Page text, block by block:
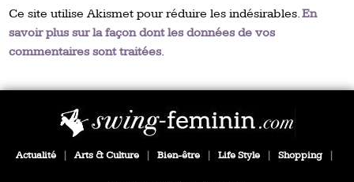
Ce site utilise Akismet pour réduire les indésirables.En
savoir plus sur la façon dont les données de vos
commentaires sont traitées.
Actualité Arts & Culture Bien-être Life Style Shopping